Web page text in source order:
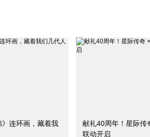
连环画，藏着我
献礼40周年！星际传
联动开启